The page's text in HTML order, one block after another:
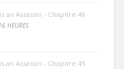
an Assassin - Chapitre 46
HEURES
an Assassin - Chapitre 45